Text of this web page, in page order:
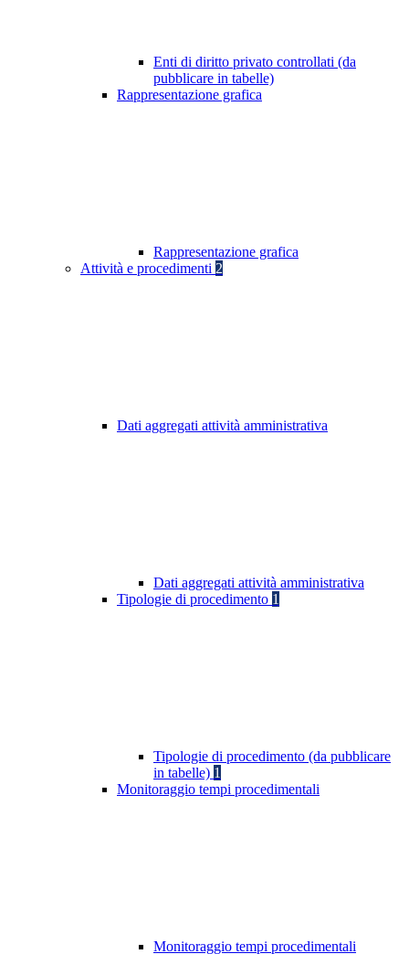
Enti di diritto privato controllati (da
pubblicare in tabelle)
Rappresentazione grafica
Rappresentazione grafica
Attività e procedimenti 2
Dati aggregati attività amministrativa
Dati aggregati attività amministrativa
Tipologie di procedimento 1
Tipologie di procedimento (da pubblicare
in tabelle) 1
Monitoraggio tempi procedimentali
Monitoraggio tempi procedimentali